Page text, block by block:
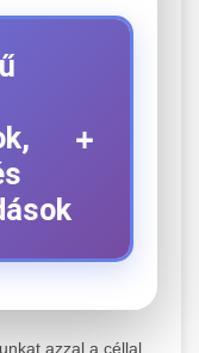
+
+
azzal a céllal